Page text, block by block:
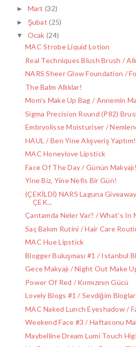
► Mart(32)
► Şubat(25)
▼ Ocak(24)
MAC Strobe Liquid Lotion
Real Techniques Blush Brush /
NARS Sheer Glow Foundation /
The Balm Allıklar!
Mom's Make Up Bag / Annemin
Sigma Precision Round (P82) Brush
Embryolisse Moisturiser /
HAUL / Ben Yine Alışveriş Yaptım!
MAC Honeylove Lipstick
Face Of The Day / Günün Makyajı!
Yine Biz, Yine Nefis Bir Gün!
(ÇEKİLDİ) NARS Laguna
ÇEK...
Çantamda Neler Var? / What's In
Saç Bakım Rutini / Hair Care
MAC Hue Lipstick
Blogger Buluşması #1 / Istanbul
Gece Makyajı / Night Out Make
Power Of Red / Kırmızının Gücü
Lovely Blogs #1 / Sevdiğim Bloglar
MAC Naked Lunch Eyeshadow /
Weekend Face #3 / Haftasonu
Maybelline Dream Lumi Touch